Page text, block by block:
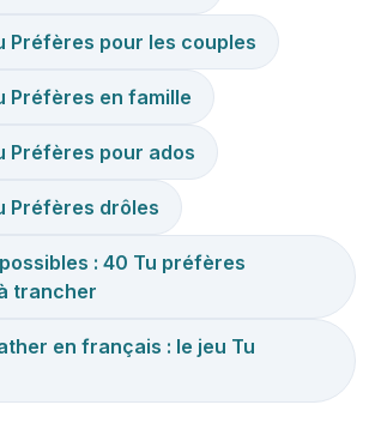
Préfères pour les couples
Préfères en famille
Préfères pour ados
Préfères drôles
: 40 Tu préfères
trancher
en français : le jeu Tu